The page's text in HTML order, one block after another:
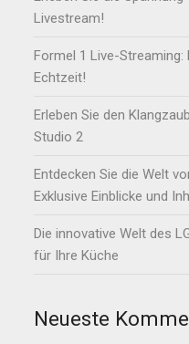
Livestream!
Formel 1 Live-Streaming:
Echtzeit!
Erleben Sie den
Studio 2
Entdecken Sie die Welt
Exklusive Einblicke und
Die innovative Welt des
für Ihre Küche
Neueste